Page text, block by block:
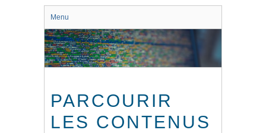
Menu
PARCOURIR
LES CONTENUS